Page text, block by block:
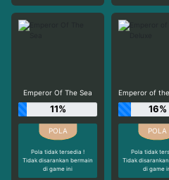
Emperor Of The Sea
11%
Pola tidak tersedia !
Tidak disarankan bermain
di game ini
16%
Pola tidak
Tidak
di game